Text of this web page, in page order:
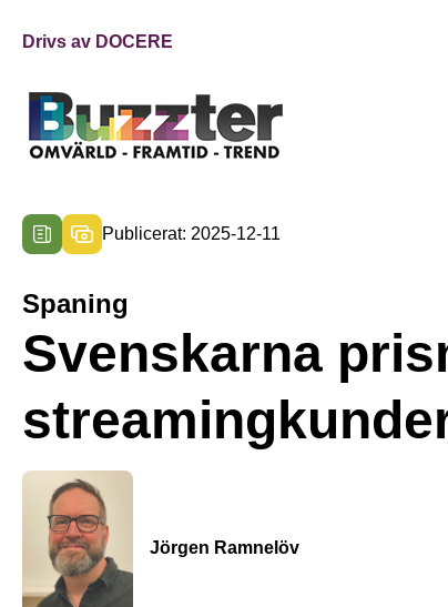
Drivs av DOCERE
Publicerat: 2025-12-11
Spaning
Svenskarna
Jörgen Ramnelöv